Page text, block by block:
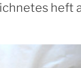
heft